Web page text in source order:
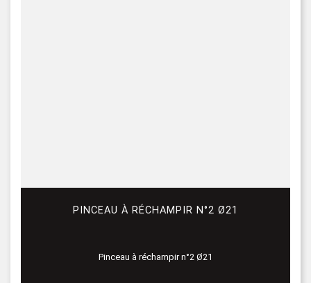
PINCEAU À RÉCHAMPIR N°2 Ø21
Pinceau à réchampir n°2 Ø21